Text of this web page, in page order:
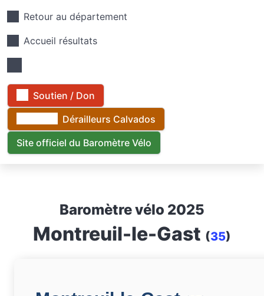
Retour au département
Accueil résultats
Soutien / Don
Dérailleurs Calvados
Site officiel du Baromètre Vélo
Baromètre vélo 2025
Montreuil-le-Gast (35)